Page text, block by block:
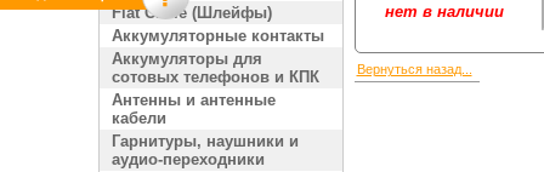
Flat Cable (Шлейфы)
Аккумуляторные контакты
Аккумуляторы для
сотовых телефонов и КПК
Антенны и антенные
кабели
Гарнитуры, наушники и
аудио-переходники
нет в наличии
Вернуться назад...